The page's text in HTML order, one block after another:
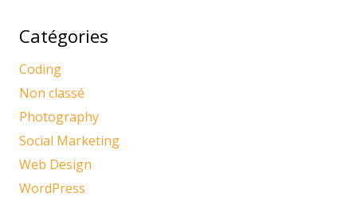
Catégories
Coding
Non classé
Photography
Social Marketing
Web Design
WordPress